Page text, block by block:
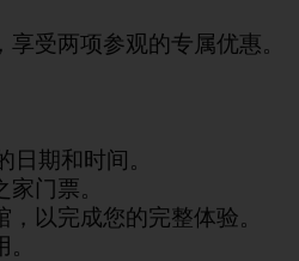
受两项参观的专属优惠。
日期和时间。
门票。
以完成您的完整体验。